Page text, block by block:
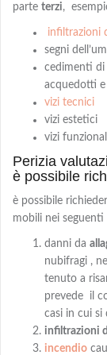
parte terzi,
infiltrazioni
segni
cedimenti di
acquedotti
vizi tecnici
vizi estetici
vizi
Perizia
è possibile
è possibile
mobili nei seguenti
danni da
nubifragi ,
tenuto a
prevede il
casi in cui si
infiltrazioni
incendio